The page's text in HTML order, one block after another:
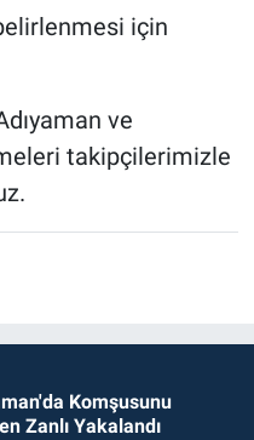
için
ve
takipçilerimizle
Komşusunu
Zanlı Yakalandı